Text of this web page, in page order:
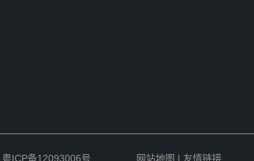
粤ICP备12093006号 网站地图 | 友情链接